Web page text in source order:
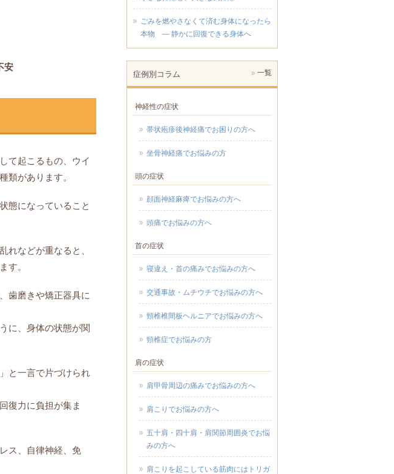
安
て起こるもの、ウイ
類があります。
態になっていること
れなどが重なると、
す。
歯磨きや矯正器具に
に、身体の状態が関
と一言で片づけられ
復力に負担が集ま
ス、自律神経、免
ごみを燃やさなくて済む身体になったら
本物 ― 静かに回復できる身体へ
症例別コラム 一覧
神経性の症状
帯状疱疹後神経痛でお困りの方へ
坐骨神経痛でお悩みの方
頭の症状
顔面神経麻痺でお悩みの方へ
頭痛でお悩みの方へ
首の症状
寝違え・首の痛みでお悩みの方へ
交通事故・ムチウチでお悩みの方へ
頸椎椎間板ヘルニアでお悩みの方へ
頸椎症でお悩みの方
肩の症状
肩甲骨周辺の痛みでお悩みの方へ
肩こりでお悩みの方へ
五十肩・四十肩・肩関節周囲炎でお悩
みの方へ
肩こりを起こしている筋肉にはトリガ